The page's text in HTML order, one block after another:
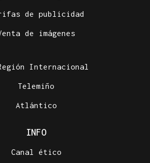
de publicidad
de imágenes
Internacional
Telemiño
Atlántico
INFO
Canal ético